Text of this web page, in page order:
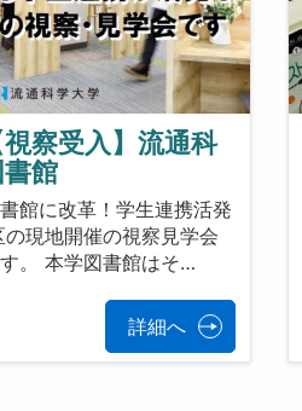
視察受入】流通科
館
館に改革！学生連携活発
現地開催の視察見学会
。 本学図書館はそ…
詳細へ